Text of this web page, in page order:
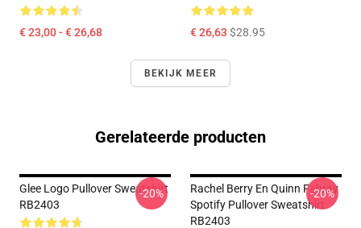
€ 23,00 - € 26,68 € 26,63 $28.95
BEKIJK MEER
Gerelateerde producten
Glee Logo Pullover Sweatshirt
RB2403
-20%
Rachel Berry En Quinn Fabray
Spotify Pullover Sweatshirt
RB2403
-20%